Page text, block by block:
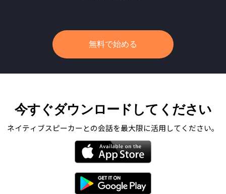
無料で始める
今すぐダウンロードしてください
ネイティブスピーカーとの会話を最大限に活用してください。